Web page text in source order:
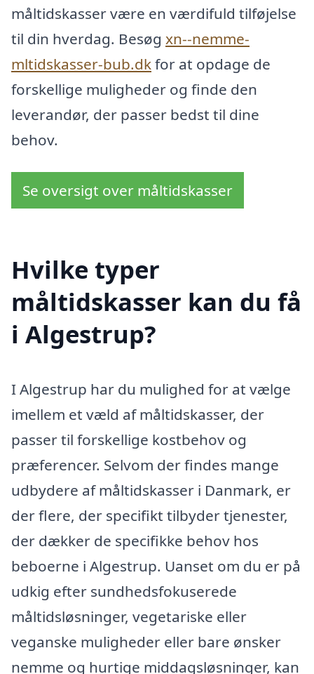
måltidskasser være en værdifuld tilføjelse
til din hverdag. Besøg xn--nemme-
mltidskasser-bub.dkfor at opdage de
forskellige muligheder og finde den
leverandør, der passer bedst til dine
behov.
Se oversigt over måltidskasser
Hvilke typer
måltidskasser kan du få
i Algestrup?
I Algestrup har du mulighed for at vælge
imellem et væld af måltidskasser, der
passer til forskellige kostbehov og
præferencer. Selvom der findes mange
udbydere af måltidskasser i Danmark, er
der flere, der specifikt tilbyder tjenester,
der dækker de specifikke behov hos
beboerne i Algestrup. Uanset om du er på
udkig efter sundhedsfokuserede
måltidsløsninger, vegetariske eller
veganske muligheder eller bare ønsker
nemme og hurtige middagsløsninger, kan